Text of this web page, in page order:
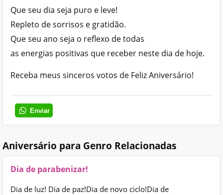
Que seu dia seja puro e leve!
Repleto de sorrisos e gratidão.
Que seu ano seja o reflexo de todas
as energias positivas que receber neste dia de hoje.
Receba meus sinceros votos de Feliz Aniversário!
Enviar
Aniversário para Genro Relacionadas
Dia de parabenizar!
Dia de luz! Dia de paz!Dia de novo ciclo!Dia de